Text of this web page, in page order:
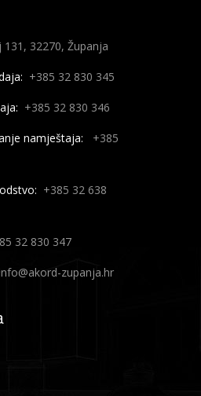
131, 32270, Županja
+385 32 830 345
+385 32 830 346
namještaja:
+385
+385 32 638
32 830 347
zupanja.hr